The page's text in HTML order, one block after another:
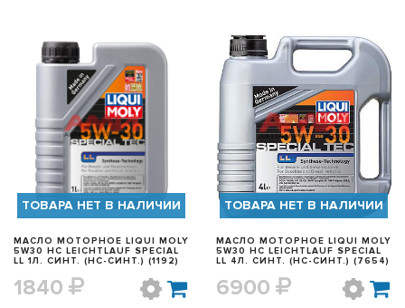
БЫСТРЫЙ ПРОСМОТР
ТОВАРА НЕТ В НАЛИЧИИ
МАСЛО МОТОРНОЕ LIQUI MOLY
5W30 HC LEICHTLAUF SPECIAL
LL 1Л. СИНТ. (HC-СИНТ.) (1192)
1840
БЫСТРЫЙ ПРОСМОТР
ТОВАРА НЕТ В НАЛИЧИИ
МАСЛО МОТОРНОЕ LIQUI MOLY
5W30 HC LEICHTLAUF SPECIAL
LL 4Л. СИНТ. (HC-СИНТ.) (7654)
6900